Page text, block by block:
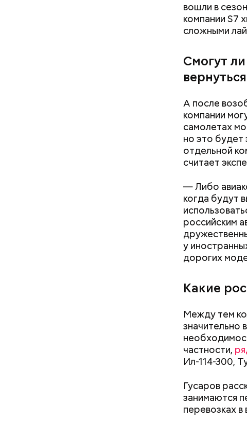
вошли в
компании S7
сложными
Смогут
А после
компании
самолетах
но это будет
отдельной
считает
— Либо
когда будут
российским
у
дорогих
Какие
Между тем
значительно
частности,
Ил-114-300,
Гусаров
занимаются
перевозках в
кабачок;
чеснок;
оливковое
соль.
— Кабачки,
сковороде. К
оливковое
Копылов.
Фото:
Однако
полезна. В